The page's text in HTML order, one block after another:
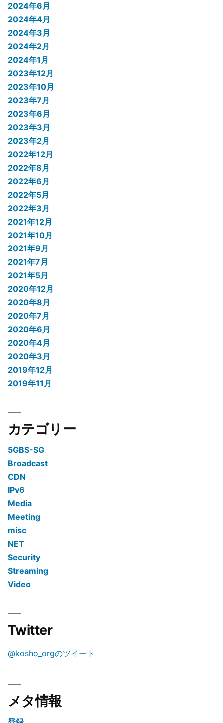
2024年6月
2024年4月
2024年3月
2024年2月
2024年1月
2023年12月
2023年10月
2023年7月
2023年6月
2023年3月
2023年2月
2022年12月
2022年8月
2022年6月
2022年5月
2022年3月
2021年12月
2021年10月
2021年9月
2021年7月
2021年5月
2020年12月
2020年8月
2020年7月
2020年6月
2020年4月
2020年3月
2019年12月
2019年11月
カテゴリー
5GBS-SG
Broadcast
CDN
IPv6
Media
Meeting
misc
NET
Security
Streaming
Video
Twitter
@kosho_orgのツイート
メタ情報